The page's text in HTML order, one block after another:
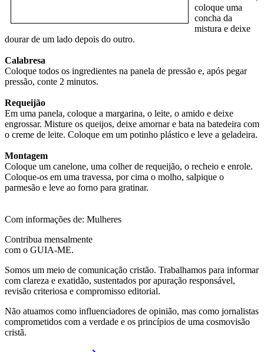
coloque uma
concha da
mistura e deixe
dourar de um lado depois do outro.
Calabresa
Coloque todos os ingredientes na panela de pressão e, após pegar
pressão, conte 2 minutos.
Requeijão
Em uma panela, coloque a margarina, o leite, o amido e deixe
engrossar. Misture os queijos, deixe amornar e bata na batedeira com
o creme de leite. Coloque em um potinho plástico e leve a geladeira.
Montagem
Coloque um canelone, uma colher de requeijão, o recheio e enrole.
Coloque-os em uma travessa, por cima o molho, salpique o
parmesão e leve ao forno para gratinar.
Com informações de: Mulheres
Contribua mensalmente
com o GUIA-ME.
Somos um meio de comunicação cristão. Trabalhamos para informar
com clareza e exatidão, sustentados por apuração responsável,
revisão criteriosa e compromisso editorial.
Não atuamos como influenciadores de opinião, mas como jornalistas
comprometidos com a verdade e os princípios de uma cosmovisão
cristã.